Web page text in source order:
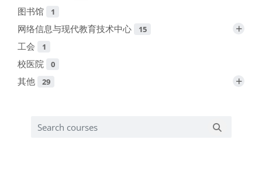
图书馆 1
网络信息与现代教育技术中心 15 +
工会 1
校医院 0
其他 29 +
Search courses